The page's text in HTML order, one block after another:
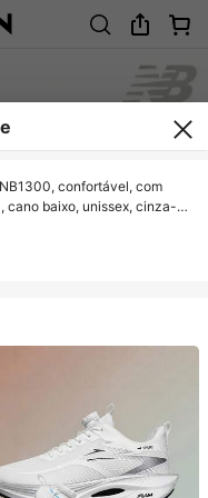
confortável, com
cano baixo, unissex, cinza-